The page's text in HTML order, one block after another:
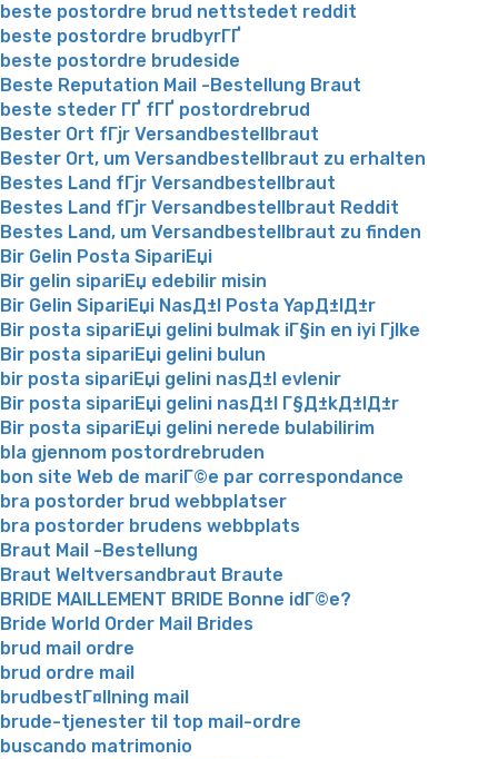
beste postordre brud nettstedet reddit
beste postordre brudbyrГҐ
beste postordre brudeside
Beste Reputation Mail -Bestellung Braut
beste steder ГҐ fГҐ postordrebrud
Bester Ort fГјr Versandbestellbraut
Bester Ort, um Versandbestellbraut zu erhalten
Bestes Land fГјr Versandbestellbraut
Bestes Land fГјr Versandbestellbraut Reddit
Bestes Land, um Versandbestellbraut zu finden
Bir Gelin Posta SipariЕџi
Bir gelin sipariЕџ edebilir misin
Bir Gelin SipariЕџi NasД±l Posta YapД±lД±r
Bir posta sipariЕџi gelini bulmak iГ§in en iyi Гјlke
Bir posta sipariЕџi gelini bulun
bir posta sipariЕџi gelini nasД±l evlenir
Bir posta sipariЕџi gelini nasД±l Г§Д±kД±lД±r
Bir posta sipariЕџi gelini nerede bulabilirim
bla gjennom postordrebruden
bon site Web de mariГ©e par correspondance
bra postorder brud webbplatser
bra postorder brudens webbplats
Braut Mail -Bestellung
Braut Weltversandbraut Braute
BRIDE MAILLEMENT BRIDE Bonne idГ©e?
Bride World Order Mail Brides
brud mail ordre
brud ordre mail
brudbestГ¤llning mail
brude-tjenester til top mail-ordre
buscando matrimonio